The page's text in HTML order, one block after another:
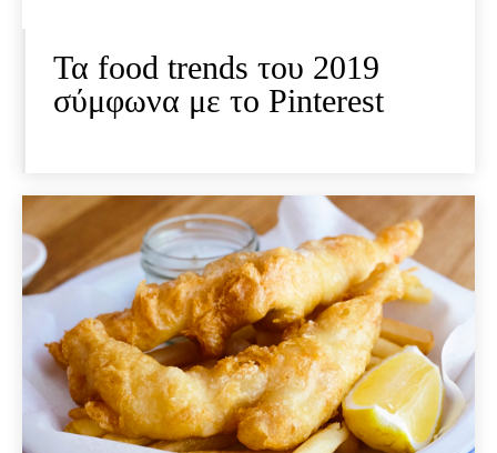
Τα food trends του 2019
σύμφωνα με το Pinterest